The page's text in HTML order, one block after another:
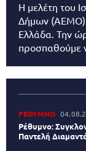
Η μελέτη του
Δήμων (AEMO)
Ελλάδα. Την
προσπαθούμε
ΡΕΘΥΜΝΟ
Ρέθυμνο:
Παντελή